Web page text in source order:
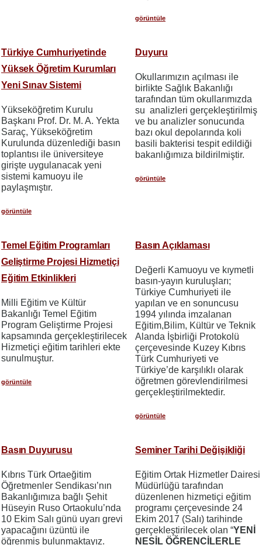
görüntüle
Türkiye Cumhuriyetinde
Yüksek Öğretim Kurumları
Yeni Sınav Sistemi
Yükseköğretim Kurulu
Başkanı Prof. Dr. M. A. Yekta
Saraç, Yükseköğretim
Kurulunda düzenlediği basın
toplantısı ile üniversiteye
girişte uygulanacak yeni
sistemi kamuoyu ile
paylaşmıştır.
görüntüle
Duyuru
Okullarımızın açılması ile
birlikte Sağlık Bakanlığı
tarafından tüm okullarımızda
su analizleri gerçekleştirilmiş
ve bu analizler sonucunda
bazı okul depolarında koli
basili bakterisi tespit edildiği
bakanlığımıza bildirilmiştir.
görüntüle
Temel Eğitim Programları
Geliştirme Projesi Hizmetiçi
Eğitim Etkinlikleri
Milli Eğitim ve Kültür
Bakanlığı Temel Eğitim
Program Geliştirme Projesi
kapsamında gerçekleştirilecek
Hizmetiçi eğitim tarihleri ekte
sunulmuştur.
görüntüle
Basın Açıklaması
Değerli Kamuoyu ve kıymetli
basın-yayın kuruluşları;
Türkiye Cumhuriyeti ile
yapılan ve en sonuncusu
1994 yılında imzalanan
Eğitim,Bilim, Kültür ve Teknik
Alanda İşbirliği Protokolü
çerçevesinde Kuzey Kıbrıs
Türk Cumhuriyeti ve
Türkiye’de karşılıklı olarak
öğretmen görevlendirilmesi
gerçekleştirilmektedir.
görüntüle
Basın Duyurusu
Kıbrıs Türk Ortaeğitim
Öğretmenler Sendikası’nın
Bakanlığımıza bağlı Şehit
Hüseyin Ruso Ortaokulu’nda
10 Ekim Salı günü uyarı grevi
yapacağını üzüntü ile
öğrenmiş bulunmaktayız.
Seminer Tarihi Değişikliği
Eğitim Ortak Hizmetler Dairesi
Müdürlüğü tarafından
düzenlenen hizmetiçi eğitim
programı çerçevesinde 24
Ekim 2017 (Salı) tarihinde
gerçekleştirilecek olan “YENİ
NESİL ÖĞRENCİLERLE